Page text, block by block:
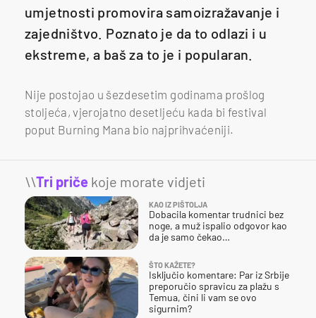
umjetnosti promovira samoizražavanje i
zajedništvo. Poznato je da to odlazi i u
ekstreme, a baš za to je i popularan.
Nije postojao u šezdesetim godinama prošlog
stoljeća, vjerojatno desetljeću kada bi festival
poput Burning Mana bio najprihvaćeniji.
\\Tri priče koje morate vidjeti
KAO IZ PIŠTOLJA
Dobacila komentar trudnici bez
noge, a muž ispalio odgovor kao
da je samo čekao…
ŠTO KAŽETE?
Isključio komentare: Par iz Srbije
preporučio spravicu za plažu s
Temua, čini li vam se ovo
sigurnim?